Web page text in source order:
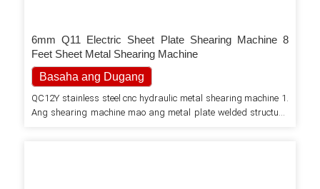
6mm Q11 Electric Sheet Plate Shearing Machine 8
Feet Sheet Metal Shearing Machine
Basaha ang Dugang
QC12Y stainless steel cnc hydraulic metal shearing machine 1.
Ang shearing machine mao ang metal plate welded structure,